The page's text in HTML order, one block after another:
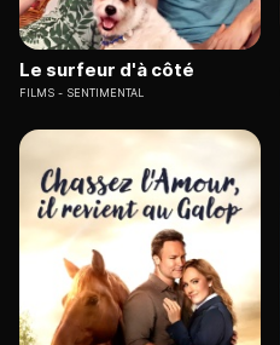
Le surfeur d'à côté
FILMS SENTIMENTAL